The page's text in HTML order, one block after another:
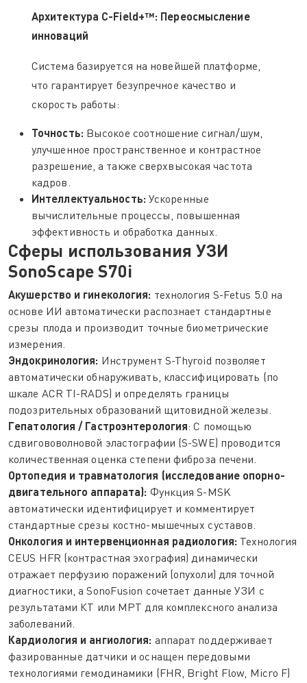
Архитектура C-Field+™: Переосмысление
инноваций
Система базируется на новейшей платформе,
что гарантирует безупречное качество и
скорость работы:
Точность: Высокое соотношение сигнал/шум,
улучшенное пространственное и контрастное
разрешение, а также сверхвысокая частота
кадров.
Интеллектуальность: Ускоренные
вычислительные процессы, повышенная
эффективность и обработка данных.
Сферы использования УЗИ
SonoScape S70i
Акушерство и гинекология: технология S-Fetus 5.0 на
основе ИИ автоматически распознает стандартные
срезы плода и производит точные биометрические
измерения.
Эндокринология: Инструмент S-Thyroid позволяет
автоматически обнаруживать, классифицировать (по
шкале ACR TI-RADS) и определять границы
подозрительных образований щитовидной железы.
Гепатология / Гастроэнтерология: С помощью
сдвигововолновой эластографии (S-SWE) проводится
количественная оценка степени фиброза печени.
Ортопедия и травматология (исследование опорно-
двигательного аппарата): Функция S-MSK
автоматически идентифицирует и комментирует
стандартные срезы костно-мышечных суставов.
Онкология и интервенционная радиология: Технология
CEUS HFR (контрастная эхография) динамически
отражает перфузию поражений (опухоли) для точной
диагностики, а SonoFusion сочетает данные УЗИ с
результатами КТ или МРТ для комплексного анализа
заболеваний.
Кардиология и ангиология: аппарат поддерживает
фазированные датчики и оснащен передовыми
технологиями гемодинамики (FHR, Bright Flow, Micro F)